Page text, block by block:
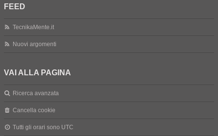
FEED
TecnikaMente.it
Nuovi argomenti
VAI ALLA PAGINA
Ricerca avanzata
Cancella cookie
Tutti gli orari sono UTC